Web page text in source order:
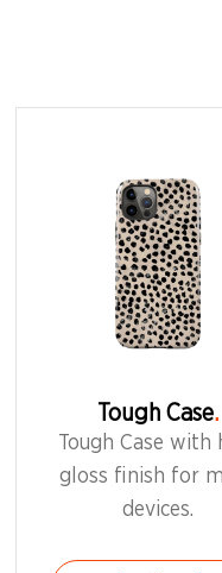
Tough Case
Tough Case with
gloss finish for
devices.